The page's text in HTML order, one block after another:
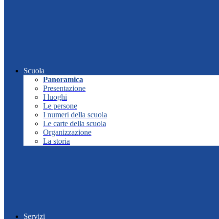
Scuola
Panoramica
Presentazione
I luoghi
Le persone
I numeri della scuola
Le carte della scuola
Organizzazione
La storia
Servizi